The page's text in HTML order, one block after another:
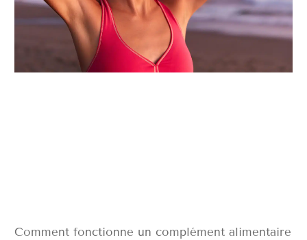
Comment fonctionne un complément alimentaire